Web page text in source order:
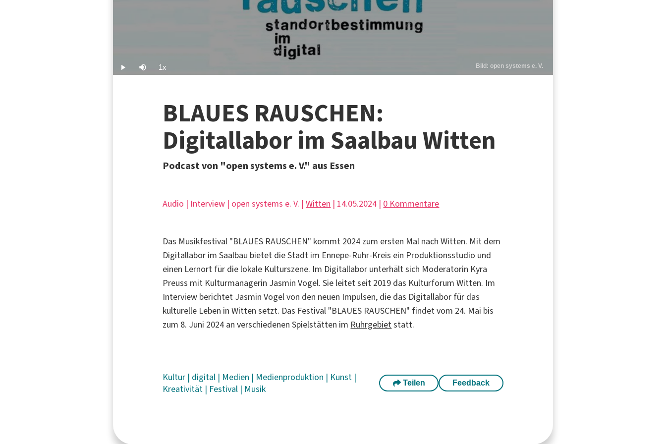
Play Mute 1xPlayback
Rate
Bild: open systems e. V.
BLAUES RAUSCHEN:
Digitallabor im Saalbau Witten
Podcast von "open systems e. V." aus Essen
Audio | Interview | open systems e. V. |Witten | 14.05.2024 | 0 Kommentare
Das Musikfestival "BLAUES RAUSCHEN" kommt 2024 zum ersten Mal nach Witten. Mit dem
Digitallabor im Saalbau bietet die Stadt im Ennepe-Ruhr-Kreis ein Produktionsstudio und
einen Lernort für die lokale Kulturszene. Im Digitallabor unterhält sich Moderatorin Kyra
Preuss mit Kulturmanagerin Jasmin Vogel. Sie leitet seit 2019 das Kulturforum Witten. Im
Interview berichtet Jasmin Vogel von den neuen Impulsen, die das Digitallabor für das
kulturelle Leben in Witten setzt. Das Festival "BLAUES RAUSCHEN" findet vom 24. Mai bis
zum 8. Juni 2024 an verschiedenen Spielstätten im Ruhrgebietstatt.
Kultur | digital | Medien | Medienproduktion | Kunst |
Kreativität | Festival | Musik
Teilen Feedback